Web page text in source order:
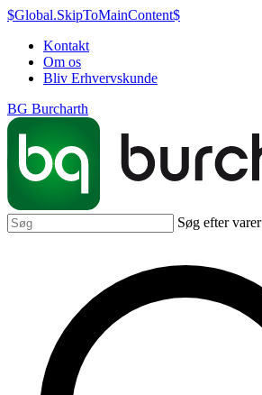
$Global.SkipToMainContent$
Kontakt
Om os
Bliv Erhvervskunde
BG Burcharth
Søg efter varer